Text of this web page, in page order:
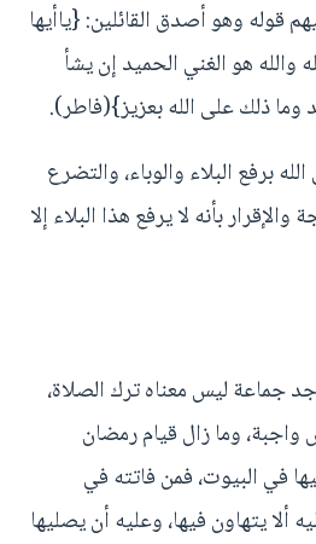
قوله وهو أصدق القائلين: {ياأيها
والله هو الغني الحميد إن يشأ
ذلك على الله بعزيز}(فاطر).
برفع البلاء والوباء، والتضرع
والإقرار بأنه لا يرفع هذا البلاء إلا
جماعة ليس معناه ترك الصلاة،
وما زال قيام رمضان
في البيوت، فمن فاتته في
يتهاون فيها، وعليه أن يصليها